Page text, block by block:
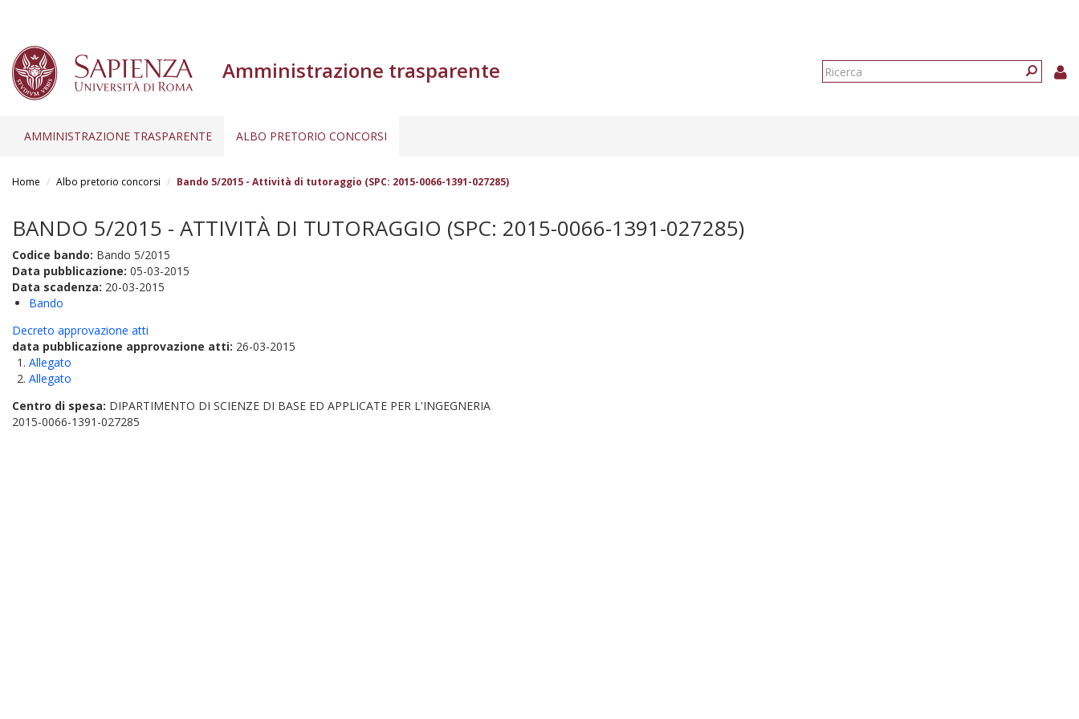
Amministrazione trasparente
Form
AMMINISTRAZIONE TRASPARENTE ALBO PRETORIO CONCORSI
Home Albo pretorio concorsi Bando 5/2015 - Attività di tutoraggio (SPC: 2015-0066-1391-027285)
BANDO 5/2015 - ATTIVITÀ DI TUTORAGGIO (SPC: 2015-0066-1391-027285)
Codice bando: Bando 5/2015
Data pubblicazione: 05-03-2015
Data scadenza: 20-03-2015
Bando
Decreto approvazione atti
data pubblicazione approvazione atti: 26-03-2015
Allegato
Allegato
Centro di spesa: DIPARTIMENTO DI SCIENZE DI BASE ED APPLICATE PER L'INGEGNERIA
2015-0066-1391-027285